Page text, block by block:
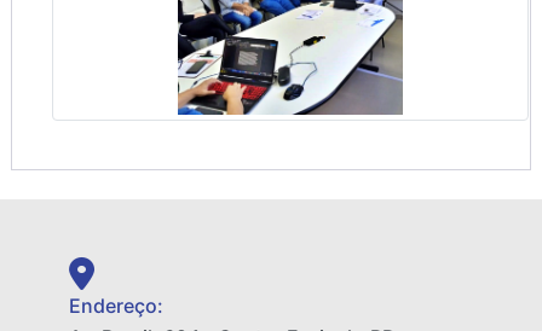
Endereço: